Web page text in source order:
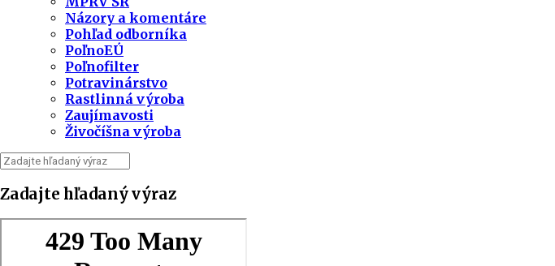
Názory a komentáre
Pohľad odborníka
PoľnoEÚ
Poľnofilter
Potravinárstvo
Rastlinná výroba
Zaujímavosti
Živočíšna výroba
Zadajte hľadaný výraz